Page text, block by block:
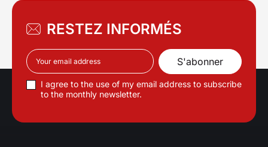
RESTEZ INFORMÉS
I agree to the use of my email address to subscribe
to the monthly newsletter.